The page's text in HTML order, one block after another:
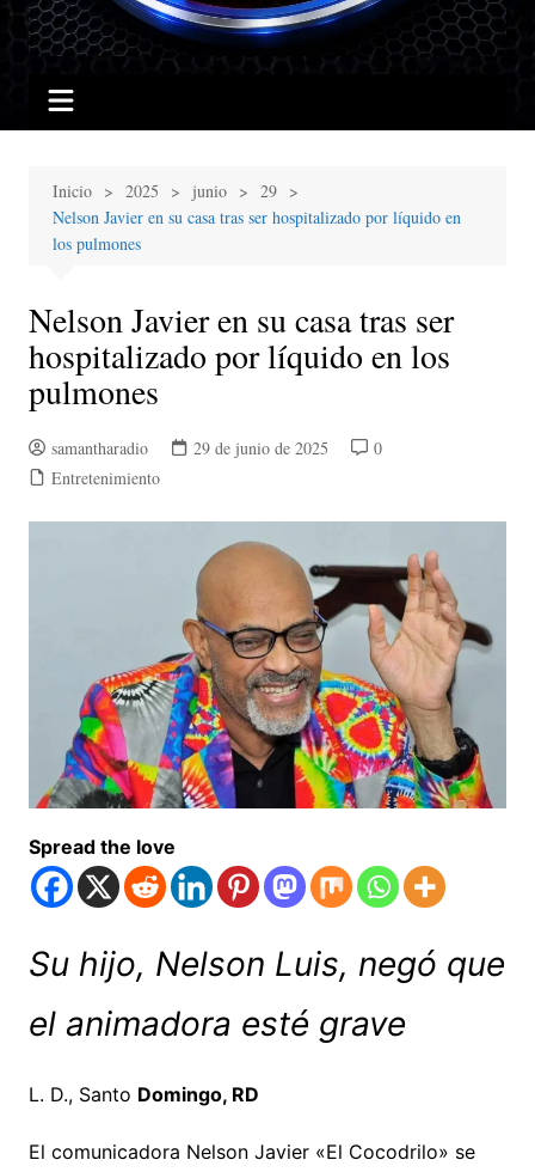
Inicio 2025 junio
29
Nelson Javier en su casa tras ser hospitalizado por líquido en
los pulmones
Nelson Javier en su casa tras ser
hospitalizado por líquido en los
pulmones
samantharadio 29 de junio de 2025
0
Entretenimiento
Spread the love
Su hijo, Nelson Luis, negó que
el animadora esté grave
L. D., Santo Domingo, RD
El comunicadora Nelson Javier «El Cocodrilo» se